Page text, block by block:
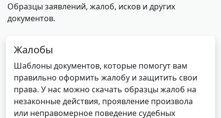
Образцы заявлений, жалоб, исков и других
документов.
Жалобы
Шаблоны документов, которые помогут вам
правильно оформить жалобу и защитить свои
права. У нас можно скачать образцы жалоб на
незаконные действия, проявление произвола
или неправомерное поведение судебных